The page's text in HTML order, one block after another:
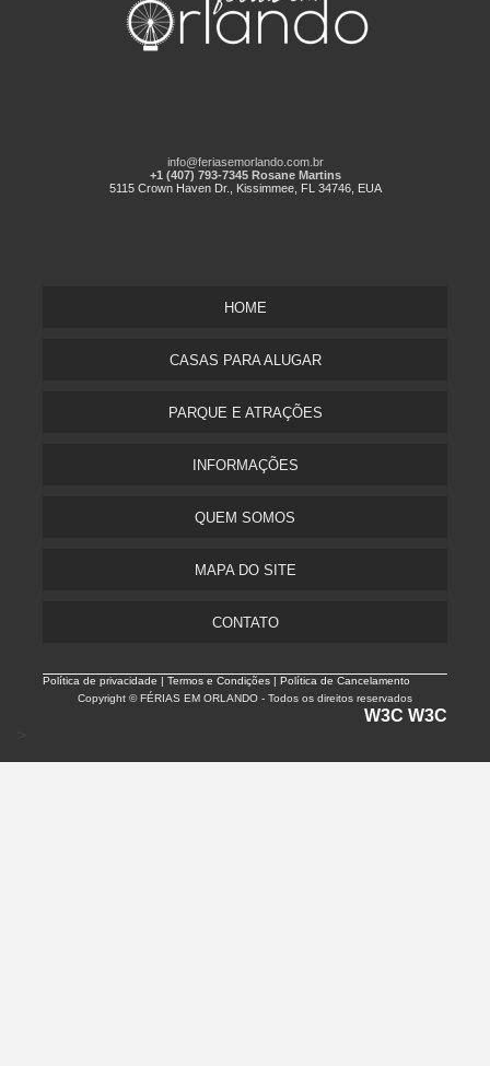
info@feriasemorlando.com.br
+1 (407) 793-7345 Rosane Martins
5115 Crown Haven Dr., Kissimmee, FL 34746, EUA
HOME
CASAS PARA ALUGAR
PARQUE E ATRAÇÕES
INFORMAÇÕES
QUEM SOMOS
MAPA DO SITE
CONTATO
Política de privacidade |Termos e Condições | Política de Cancelamento
Copyright © FÉRIAS EM ORLANDO - Todos os direitos reservados
W3C W3C